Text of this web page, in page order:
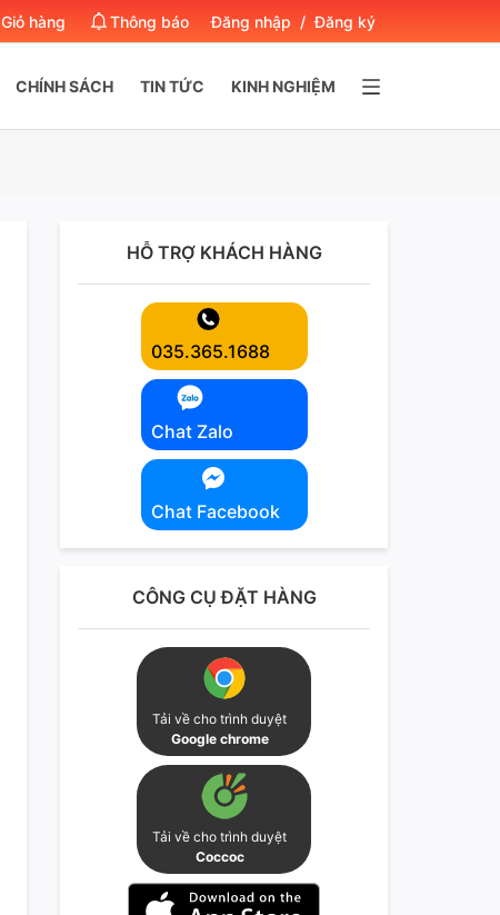
Giỏ hàng Thông báo Đăng nhập / Đăng ký
CHÍNH SÁCH TIN TỨC KINH NGHIỆM
HỖ TRỢ KHÁCH HÀNG
035.365.1688
Chat Zalo
Chat Facebook
CÔNG CỤ ĐẶT HÀNG
Tải về cho trình duyệt
Google chrome
Tải về cho trình duyệt
Coccoc